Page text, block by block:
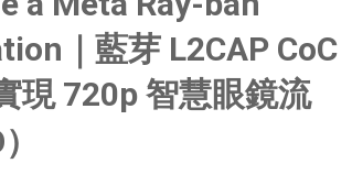
｜藍芽 L2CAP CoC
現 720p 智慧眼鏡流